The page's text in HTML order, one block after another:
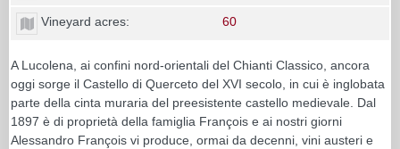
Vineyard acres: 60
A Lucolena, ai confini nord-orientali del Chianti Classico, ancora
oggi sorge il Castello di Querceto del XVI secolo, in cui è inglobata
parte della cinta muraria del preesistente castello medievale. Dal
1897 è di proprietà della famiglia François e ai nostri giorni
Alessandro François vi produce, ormai da decenni, vini austeri e